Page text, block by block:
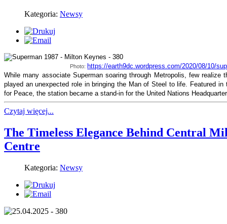
Kategoria: Newsy
Photo: https://earth9dc.wordpress.com/2020/08/10/
While many associate Superman soaring through Metropolis, few realize
played an unexpected role in bringing the Man of Steel to life. Featured
for Peace, the station became a stand-in for the United Nations
Czytaj więcej...
The Timeless Elegance Behind Central
Centre
Kategoria: Newsy